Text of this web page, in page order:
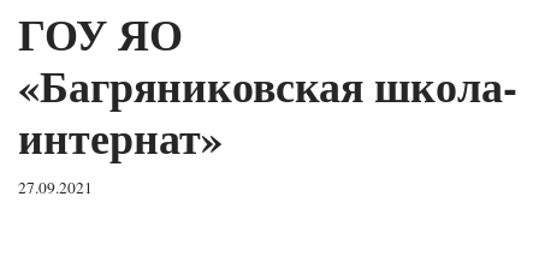
ГОУ ЯО
«Багряниковская школа-
интернат»
27.09.2021